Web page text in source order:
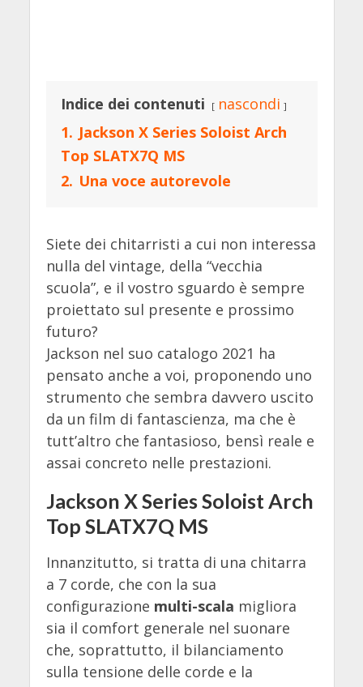
Indice dei contenuti
nascondi
1. Jackson X Series Soloist Arch
Top SLATX7Q MS
2. Una voce autorevole
Siete dei chitarristi a cui non interessa
nulla del vintage, della “vecchia
scuola”, e il vostro sguardo è sempre
proiettato sul presente e prossimo
futuro?
Jackson nel suo catalogo 2021 ha
pensato anche a voi, proponendo uno
strumento che sembra davvero uscito
da un film di fantascienza, ma che è
tutt’altro che fantasioso, bensì reale e
assai concreto nelle prestazioni.
Jackson X Series Soloist Arch
Top SLATX7Q MS
Innanzitutto, si tratta di una chitarra
a 7 corde, che con la sua
configurazione multi-scala migliora
sia il comfort generale nel suonare
che, soprattutto, il bilanciamento
sulla tensione delle corde e la